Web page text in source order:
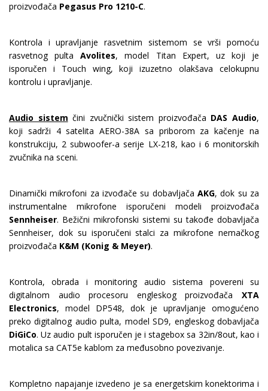
proizvođača Pegasus Pro 1210-C.
Kontrola i upravljanje rasvetnim sistemom se vrši pomoću
rasvetnog pultaAvolites, model Titan Expert, uz koji je
isporučen i Touch wing, koji izuzetno olakšava celokupnu
kontrolu i upravljanje.
Audio sistem čini zvučnički sistem proizvođača DAS Audio,
koji sadrži 4 satelita AERO-38A sa priborom za kačenje na
konstrukciju, 2 subwoofer-a serije LX-218, kao i 6 monitorskih
zvučnika na sceni.
Dinamički mikrofoni za izvođače su dobavljača AKG, dok su za
instrumentalne mikrofone isporučeni modeli proizvođača
Sennheiser. Bežični mikrofonski sistemi su takođe dobavljača
Sennheiser, dok su isporučeni stalci za mikrofone nemačkog
proizvođača K&M (Konig & Meyer).
Kontrola, obrada i monitoring audio sistema povereni su
digitalnom audio procesoru engleskog proizvođača XTA
Electronics, model DP548, dok je upravljanje omogućeno
preko digitalnog audio pulta, model SD9, engleskog dobavljača
DiGiCo. Uz audio pult isporučen je i stagebox sa 32in/8out, kao i
motalica sa CAT5e kablom za međusobno povezivanje.
Kompletno napajanje izvedeno je sa energetskim konektorima i